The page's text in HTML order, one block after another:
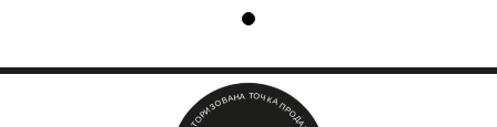
Т
ОРИЗОВАНА ТОЧКАПРОДА